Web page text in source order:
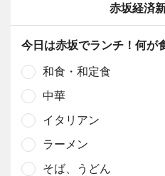
赤坂経済
今日は赤坂でランチ！何が
和食・和定食
中華
イタリアン
ラーメン
そば、うどん